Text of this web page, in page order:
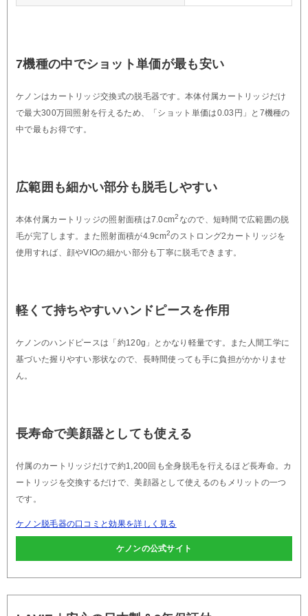
7機種の中でショット単価が最も安い
ケノンはカートリッジ交換式の脱毛器です。本体付属カートリッジだけ
で最大300万回照射を行えるため、「ショット単価は0.03円」と7機種の
中で最もお得です。
広範囲も細かい部分も脱毛しやすい
本体付属カートリッジの照射面積は7.0cm2 なので、短時間で広範囲の脱
毛が完了します。また照射面積が4.9cm2のストロング2カートリッジを
使用すれば、顔やVIOの細かい部分も丁寧に脱毛できます。
軽くて持ちやすいハンドピースを作用
ケノンのハンドピースは「約120g」とかなり軽量です。また人間工学に
基づいた握りやすい形状なので、長時間使っても手に負担がかかりませ
ん。
長寿命で美顔器としても使える
付属のカートリッジだけで約1,200回も全身脱毛を行えるほど長寿命。カ
ートリッジを交換するだけで、美顔器として使えるのもメリットの一つ
です。
ケノン脱毛器の口コミと効果を詳しく見る
ケノンの公式サイト